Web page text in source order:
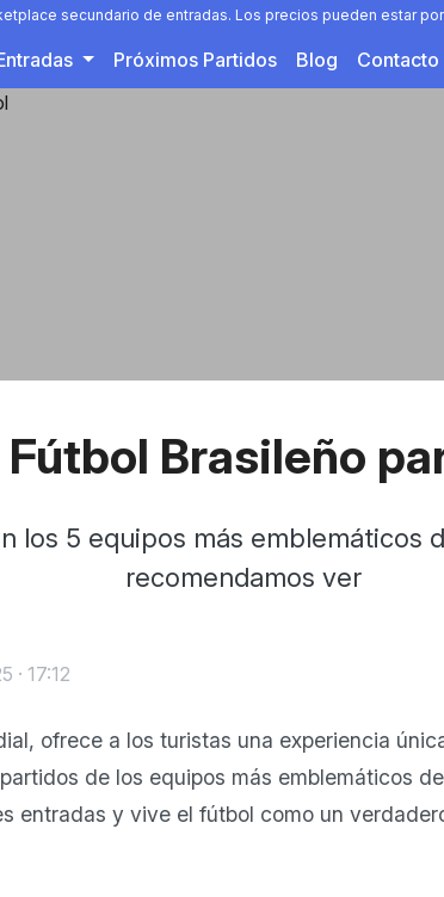
secundario de entradas. Los precios pueden estar
Próximos Partidos Blog Contacto
Fútbol Brasileño
los 5 equipos más emblemáticos
recomendamos ver
· 17:12
ofrece a los turistas una experiencia
de los equipos más emblemáticos
entradas y vive el fútbol como un